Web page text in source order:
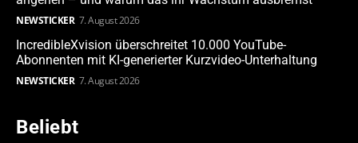
NEWSTICKER 7. August 2026
IncredibleXvision überschreitet 10.000 YouTube-
Abonnenten mit KI-generierter Kurzvideo-Unterhaltung
NEWSTICKER 7. August 2026
Beliebt